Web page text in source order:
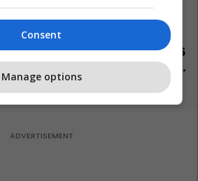
mundshme me Turqinë në Siri
Komuniteti shqiptar do të
ndërtojë xhami moderne prej 15
milionë frangash në St. Gallen
të Zvicrës
05/04/2026
Consent
Manage options